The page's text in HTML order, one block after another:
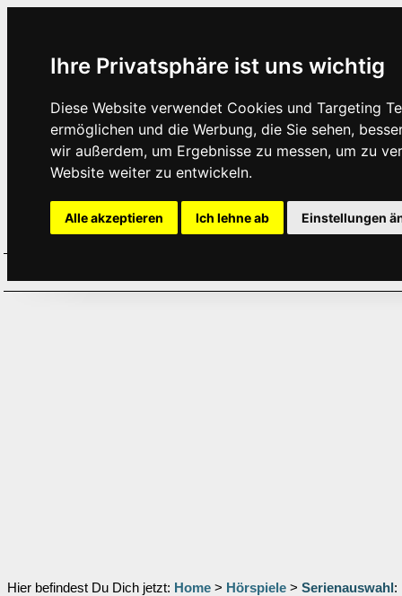
Ihre Privatsphäre ist uns wichtig
Diese Website verwendet Cookies und Targeting
ermöglichen und die Werbung, die Sie sehen,
wir außerdem, um Ergebnisse zu messen, um zu
Website weiter zu entwickeln.
Alle akzeptieren Ich lehne ab Einstellungen
Hier befindest Du Dich jetzt: Home > Hörspiele > Serienauswahl :